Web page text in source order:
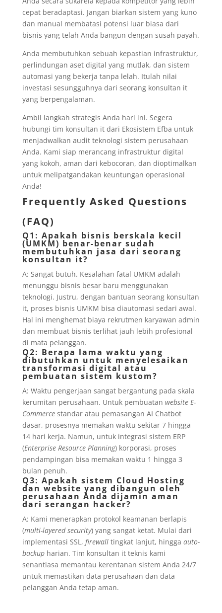
cepat beradaptasi. Jangan biarkan sistem yang kuno
dan manual membatasi potensi luar biasa dari
bisnis yang telah Anda bangun dengan susah payah.
Anda membutuhkan sebuah kepastian infrastruktur,
perlindungan aset digital yang mutlak, dan sistem
automasi yang bekerja tanpa lelah. Itulah nilai
investasi sesungguhnya dari seorang konsultan it
yang berpengalaman.
Ambil langkah strategis Anda hari ini. Segera
hubungi tim konsultan it dari Ekosistem Efba untuk
menjadwalkan audit teknologi sistem perusahaan
Anda. Kami siap merancang infrastruktur digital
yang kokoh, aman dari kebocoran, dan dioptimalkan
untuk melipatgandakan keuntungan operasional
Anda!
Frequently Asked Questions
(FAQ)
Q1: Apakah bisnis berskala kecil
(UMKM) benar-benar sudah
membutuhkan jasa dari seorang
konsultan it?
A: Sangat butuh. Kesalahan fatal UMKM adalah
menunggu bisnis besar baru menggunakan
teknologi. Justru, dengan bantuan seorang konsultan
it, proses bisnis UMKM bisa diautomasi sedari awal.
Hal ini menghemat biaya rekrutmen karyawan admin
dan membuat bisnis terlihat jauh lebih profesional
di mata pelanggan.
Q2: Berapa lama waktu yang
dibutuhkan untuk menyelesaikan
transformasi digital atau
pembuatan sistem kustom?
A: Waktu pengerjaan sangat bergantung pada skala
kerumitan perusahaan. Untuk pembuatan website E-
Commercestandar atau pemasangan AI Chatbot
dasar, prosesnya memakan waktu sekitar 7 hingga
14 hari kerja. Namun, untuk integrasi sistem ERP
(Enterprise Resource Planning) korporasi, proses
pendampingan bisa memakan waktu 1 hingga 3
bulan penuh.
Q3: Apakah sistem Cloud Hosting
dan website yang dibangun oleh
perusahaan Anda dijamin aman
dari serangan hacker?
A: Kami menerapkan protokol keamanan berlapis
(multi-layered security) yang sangat ketat. Mulai dari
implementasi SSL, firewalltingkat lanjut, hingga auto-
backupharian. Tim konsultan it teknis kami
senantiasa memantau kerentanan sistem Anda 24/7
untuk memastikan data perusahaan dan data
pelanggan Anda tetap aman.